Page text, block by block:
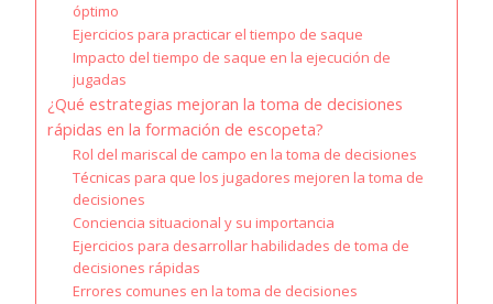
óptimo
Ejercicios para practicar el tiempo de saque
Impacto del tiempo de saque en la ejecución de
jugadas
¿Qué estrategias mejoran la toma de decisiones
rápidas en la formación de escopeta?
Rol del mariscal de campo en la toma de decisiones
Técnicas para que los jugadores mejoren la toma de
decisiones
Conciencia situacional y su importancia
Ejercicios para desarrollar habilidades de toma de
decisiones rápidas
Errores comunes en la toma de decisiones